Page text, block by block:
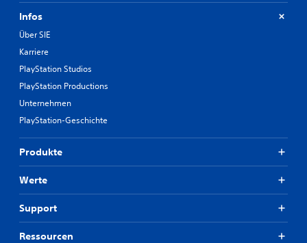
Infos
Über SIE
Karriere
PlayStation Studios
PlayStation Productions
Unternehmen
PlayStation-Geschichte
Produkte
Werte
Support
Ressourcen